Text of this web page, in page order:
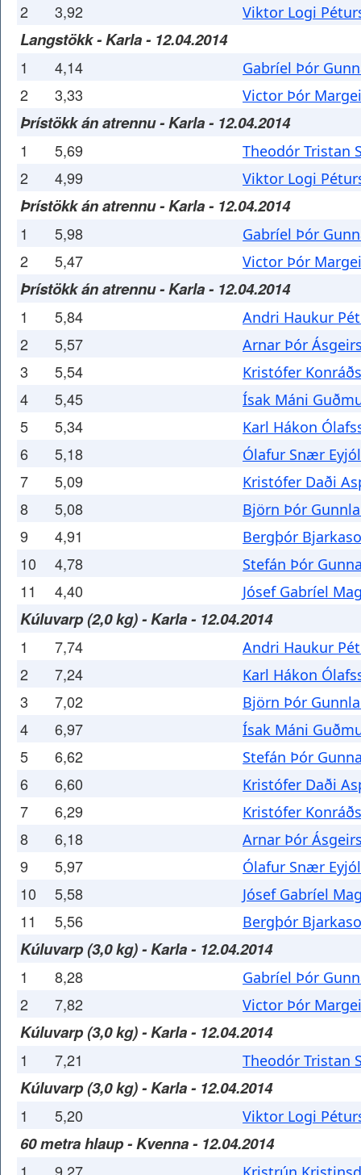
2 3,92 Viktor Logi
Langstökk - Karla - 12.04.2014
1 4,14 Gabríel Þór
2 3,33 Victor Þór
Þrístökk án atrennu - Karla - 12.04.2014
1 5,69 Theodór Tristan
2 4,99 Viktor Logi
Þrístökk án atrennu - Karla - 12.04.2014
1 5,98 Gabríel Þór
2 5,47 Victor Þór
Þrístökk án atrennu - Karla - 12.04.2014
1 5,84 Andri Haukur
2 5,57 Arnar Þór
3 5,54 Kristófer
4 5,45 Ísak Máni
5 5,34 Karl Hákon
6 5,18 Ólafur Snær
7 5,09 Kristófer Daði
8 5,08 Björn Þór
9 4,91 Bergþór
10 4,78 Stefán Þór
11 4,40 Jósef Gabríel
Kúluvarp (2,0 kg) - Karla - 12.04.2014
1 7,74 Andri Haukur
2 7,24 Karl Hákon
3 7,02 Björn Þór
4 6,97 Ísak Máni
5 6,62 Stefán Þór
6 6,60 Kristófer Daði
7 6,29 Kristófer
8 6,18 Arnar Þór
9 5,97 Ólafur Snær
10 5,58 Jósef Gabríel
11 5,56 Bergþór
Kúluvarp (3,0 kg) - Karla - 12.04.2014
1 8,28 Gabríel Þór
2 7,82 Victor Þór
Kúluvarp (3,0 kg) - Karla - 12.04.2014
1 7,21 Theodór Tristan
Kúluvarp (3,0 kg) - Karla - 12.04.2014
1 5,20 Viktor Logi
60 metra hlaup - Kvenna - 12.04.2014